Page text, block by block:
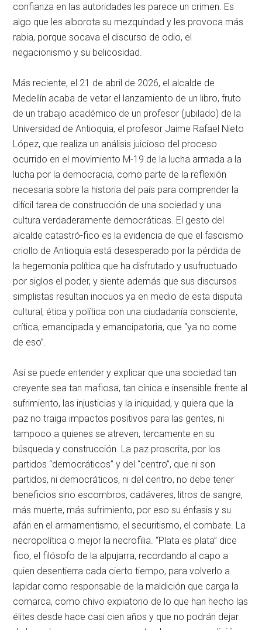
confianza en las autoridades les parece un crimen. Es
algo que les alborota su mezquindad y les provoca más
rabia, porque socava el discurso de odio, el
negacionismo y su belicosidad.
Más reciente, el 21 de abril de 2026, el alcalde de
Medellín acaba de vetar el lanzamiento de un libro, fruto
de un trabajo académico de un profesor (jubilado) de la
Universidad de Antioquia, el profesor Jaime Rafael Nieto
López, que realiza un análisis juicioso del proceso
ocurrido en el movimiento M-19 de la lucha armada a la
lucha por la democracia, como parte de la reflexión
necesaria sobre la historia del país para comprender la
difícil tarea de construcción de una sociedad y una
cultura verdaderamente democráticas. El gesto del
alcalde catastró-fico es la evidencia de que el fascismo
criollo de Antioquia está desesperado por la pérdida de
la hegemonía política que ha disfrutado y usufructuado
por siglos el poder, y siente además que sus discursos
simplistas resultan inocuos ya en medio de esta disputa
cultural, ética y política con una ciudadanía consciente,
crítica, emancipada y emancipatoria, que “ya no come
de eso”.
Así se puede entender y explicar que una sociedad tan
creyente sea tan mafiosa, tan cínica e insensible frente al
sufrimiento, las injusticias y la iniquidad, y quiera que la
paz no traiga impactos positivos para las gentes, ni
tampoco a quienes se atreven, tercamente en su
búsqueda y construcción. La paz proscrita, por los
partidos “democráticos” y del “centro”, que ni son
partidos, ni democráticos, ni del centro, no debe tener
beneficios sino escombros, cadáveres, litros de sangre,
más muerte, más sufrimiento, por eso su énfasis y su
afán en el armamentismo, el securitismo, el combate. La
necropolítica o mejor la necrofilia. “Plata es plata” dice
fico, el filósofo de la alpujarra, recordando al capo a
quien desentierra cada cierto tiempo, para volverlo a
lapidar como responsable de la maldición que carga la
comarca, como chivo expiatorio de lo que han hecho las
élites desde hace casi cien años y que no podrán dejar